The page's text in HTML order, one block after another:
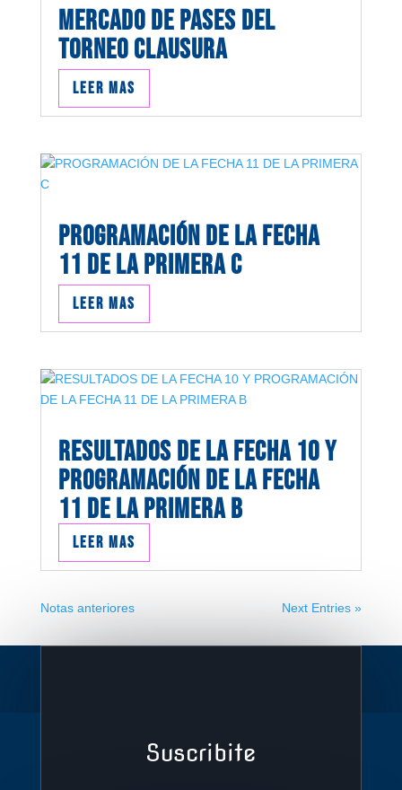
MERCADO DE PASES DEL
TORNEO CLAUSURA
Leer mas
PROGRAMACIÓN DE LA FECHA
11 DE LA PRIMERA C
Leer mas
RESULTADOS DE LA FECHA 10 Y
PROGRAMACIÓN DE LA FECHA
11 DE LA PRIMERA B
Leer mas
Notas anteriores Next Entries »
Suscribite